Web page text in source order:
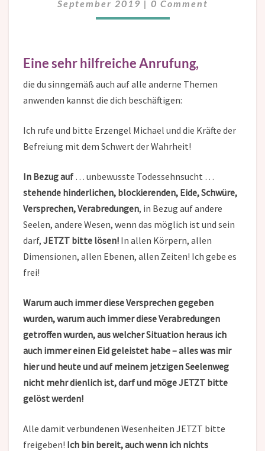
September 2019 | 0 Comment
Eine sehr hilfreiche Anrufung,
die du sinngemäß auch auf alle anderne Themen
anwenden kannst die dich beschäftigen:
Ich rufe und bitte Erzengel Michael und die Kräfte der
Befreiung mit dem Schwert der Wahrheit!
In Bezug auf … unbewusste Todessehnsucht …
stehende hinderlichen, blockierenden, Eide, Schwüre,
Versprechen, Verabredungen, in Bezug auf andere
Seelen, andere Wesen, wenn das möglich ist und sein
darf, JETZT bitte lösen! In allen Körpern, allen
Dimensionen, allen Ebenen, allen Zeiten! Ich gebe es
frei!
Warum auch immer diese Versprechen gegeben
wurden, warum auch immer diese Verabredungen
getroffen wurden, aus welcher Situation heraus ich
auch immer einen Eid geleistet habe – alles was mir
hier und heute und auf meinem jetzigen Seelenweg
nicht mehr dienlich ist, darf und möge JETZT bitte
gelöst werden!
Alle damit verbundenen Wesenheiten JETZT bitte
freigeben! Ich bin bereit, auch wenn ich nichts